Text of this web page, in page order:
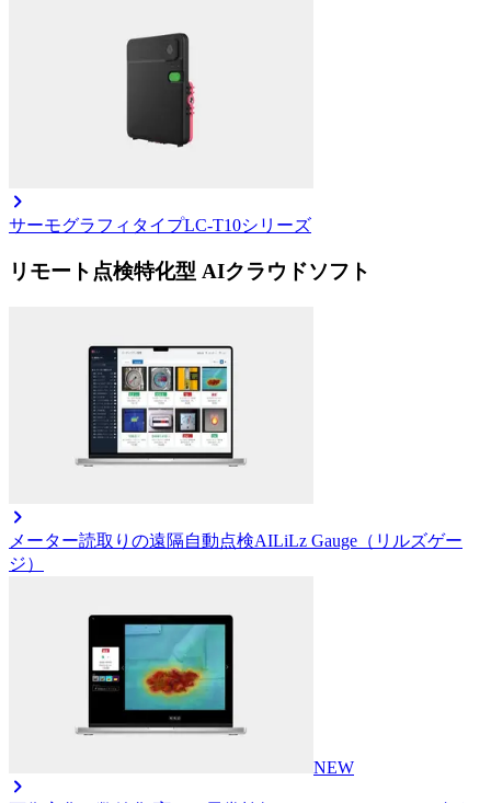
サーモグラフィタイプLC-T10シリーズ
リモート点検特化型 AIクラウドソフト
メーター読取りの遠隔自動点検AILiLz Gauge（リルズゲー
ジ）
NEW